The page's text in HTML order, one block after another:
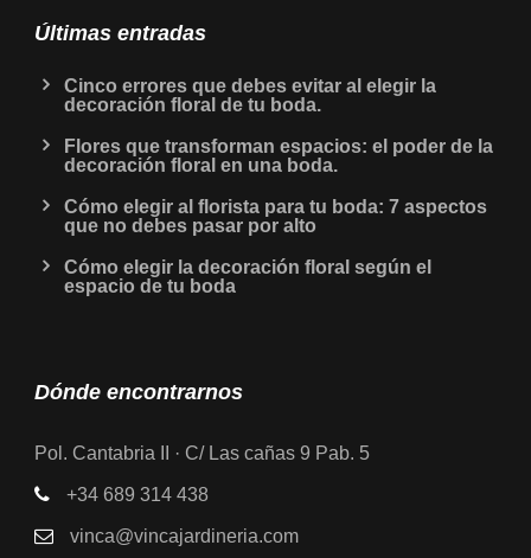
Últimas entradas
Cinco errores que debes evitar al elegir la
decoración floral de tu boda.
Flores que transforman espacios: el poder de la
decoración floral en una boda.
Cómo elegir al florista para tu boda: 7 aspectos
que no debes pasar por alto
Cómo elegir la decoración floral según el
espacio de tu boda
Dónde encontrarnos
Pol. Cantabria II · C/ Las cañas 9 Pab. 5
+34 689 314 438
vinca@vincajardineria.com